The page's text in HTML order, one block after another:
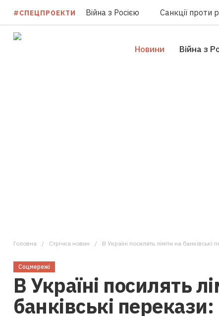
#СПЕЦПРОЕКТИ Війна з Росією Санкції проти
Новини Війна з
Головна Стрічка новин В Україні посилять ліміти на
Соцмережі
В Україні посилять
банківські